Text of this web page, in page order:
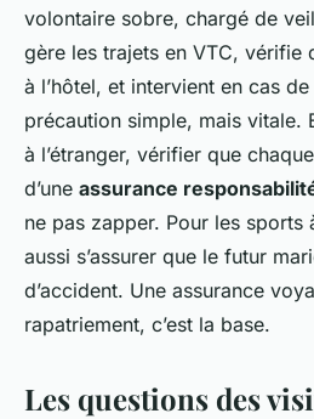
volontaire sobre, chargé de
gère les trajets en VTC, vérifie
à l’hôtel, et intervient en cas
précaution simple, mais vitale.
à l’étranger, vérifier que
d’une assurance
ne pas zapper. Pour les sports
aussi s’assurer que le futur
d’accident. Une assurance
rapatriement, c’est la base.
Les questions des